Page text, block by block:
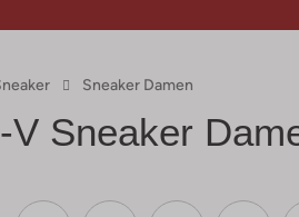
Sneaker Damen
V Sneaker